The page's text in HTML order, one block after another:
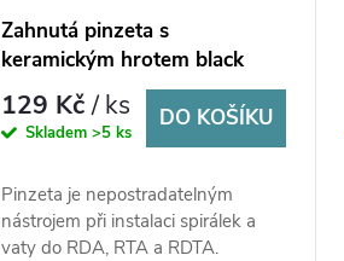
Zahnutá pinzeta s
keramickým hrotem black
129 Kč/ ks
Skladem>5 ks
DO KOŠÍKU
Pinzeta je nepostradatelným
nástrojem při instalaci spirálek a
vaty do RDA, RTA a RDTA.